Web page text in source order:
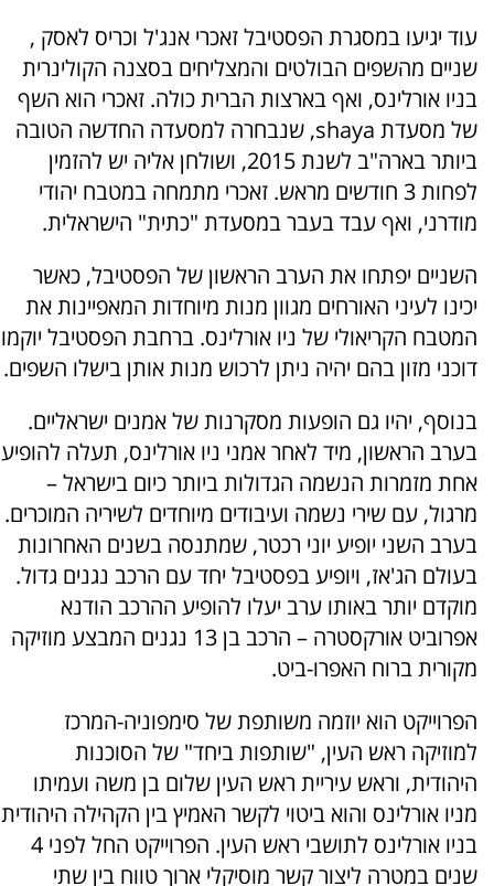
עוד יגיעו במסגרת הפסטיבל זאכרי אנג'ל וכריס לאסק ,
שניים מהשפים הבולטים והמצליחים בסצנה הקולינרית
בניו אורלינס, ואף בארצות הברית כולה. זאכרי הוא השף
של מסעדת shaya, שנבחרה למסעדה החדשה הטובה
ביותר בארה"ב לשנת 2015, ושולחן אליה יש להזמין
לפחות 3 חודשים מראש. זאכרי מתמחה במטבח יהודי
מודרני, ואף עבד בעבר במסעדת "כתית" הישראלית.
השניים יפתחו את הערב הראשון של הפסטיבל, כאשר
יכינו לעיני האורחים מגוון מנות מיוחדות המאפיינות את
המטבח הקריאולי של ניו אורלינס. ברחבת הפסטיבל יוקמו
דוכני מזון בהם יהיה ניתן לרכוש מנות אותן בישלו השפים.
בנוסף, יהיו גם הופעות מסקרנות של אמנים ישראליים.
בערב הראשון, מיד לאחר אמני ניו אורלינס, תעלה להופיע
אחת מזמרות הנשמה הגדולות ביותר כיום בישראל –
מרגול, עם שירי נשמה ועיבודים מיוחדים לשיריה המוכרים.
בערב השני יופיע יוני רכטר, שמתנסה בשנים האחרונות
בעולם הג'אז, ויופיע בפסטיבל יחד עם הרכב נגנים גדול.
מוקדם יותר באותו ערב יעלו להופיע ההרכב הודנא
אפרוביט אורקסטרה – הרכב בן 13 נגנים המבצע מוזיקה
מקורית ברוח האפרו-ביט.
הפרוייקט הוא יוזמה משותפת של סימפוניה-המרכז
למוזיקה ראש העין, "שותפות ביחד" של הסוכנות
היהודית, וראש עיריית ראש העין שלום בן משה ועמיתו
מניו אורלינס והוא ביטוי לקשר האמיץ בין הקהילה היהודית
בניו אורלינס לתושבי ראש העין. הפרוייקט החל לפני 4
שנים במטרה ליצור קשר מוסיקלי ארוך טווח בין שתי